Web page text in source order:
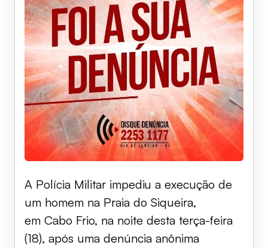
A Polícia Militar impediu a execução de
um homem na Praia do Siqueira,
em Cabo Frio, na noite desta terça-feira
(18), após uma denúncia anônima